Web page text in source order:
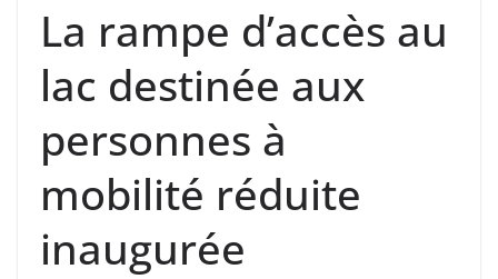
La rampe d’accès au
lac destinée aux
personnes à
mobilité réduite
inaugurée